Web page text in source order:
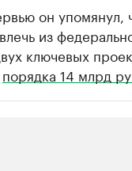
он упомянул,
из
ключевых
порядка 14 млрд